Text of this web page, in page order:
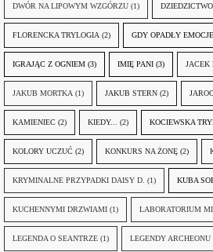
DWÓR NA LIPOWYM WZGÓRZU (1)
FLORENCKA TRYLOGIA (2) GDY OPADŁY EMOCJE
IGRAJĄC Z OGNIEM (3) IMIĘ PANI (3) JACEK
JAKUB MORTKA (1) JAKUB STERN (2)
KAMIENIEC (2) KIEDY... (2) KOCIEWSKA
KOLORY UCZUĆ (2) KONKURS NA ŻONĘ (2)
KRYMINALNE PRZYPADKI DAISY D. (1) KUBA
KUCHENNYMI DRZWIAMI (1) LABORATORIUM
LEGENDA O SEANTRZE (1) LEGENDY ARCHEONU